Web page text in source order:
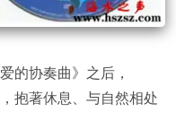
的协奏曲》之后，
抱著休息、与自然相处